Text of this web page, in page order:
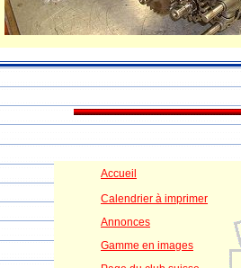
Accueil
Calendrier à imprimer
Annonces
Gamme en images